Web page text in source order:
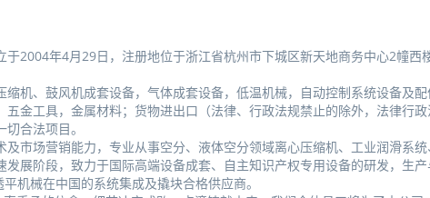
于2004年4月29日，注册地位于浙江省杭州市下城区新天地商务中心2幢西
机、鼓风机成套设备，气体成套设备，低温机械，自动控制系统设备及
金工具，金属材料；货物进出口（法律、行政法规禁止的除外，法律行
合法项目。
市场营销能力，专业从事空分、液体空分领域离心压缩机、工业润滑系
展阶段，致力于国际高端设备成套、自主知识产权专用设备的研发，生
机械在中国的系统集成及撬块合格供应商。